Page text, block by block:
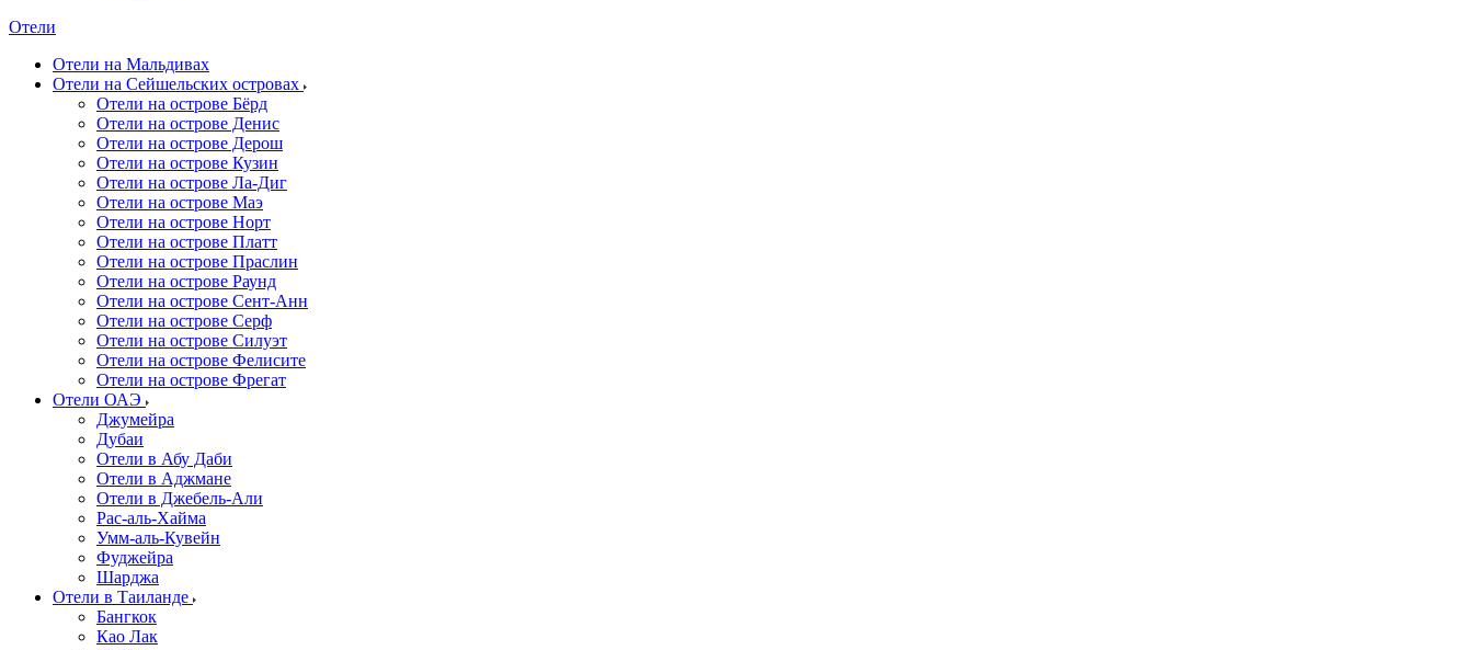
Отели
Отели на Мальдивах
Отели на Сейшельских островах
Отели на острове Бёрд
Отели на острове Денис
Отели на острове Дерош
Отели на острове Кузин
Отели на острове Ла-Диг
Отели на острове Маэ
Отели на острове Норт
Отели на острове Платт
Отели на острове Праслин
Отели на острове Раунд
Отели на острове Сент-Анн
Отели на острове Серф
Отели на острове Силуэт
Отели на острове Фелисите
Отели на острове Фрегат
Отели ОАЭ
Джумейра
Дубаи
Отели в Абу Даби
Отели в Аджмане
Отели в Джебель-Али
Рас-аль-Хайма
Умм-аль-Кувейн
Фуджейра
Шарджа
Отели в Таиланде
Бангкок
Као Лак